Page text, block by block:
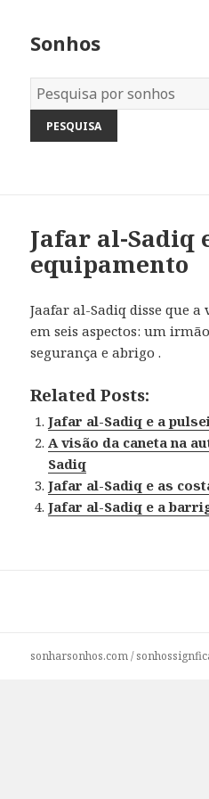
Sonhos
Dicionário
dos
Sonhos:
Jafar al-Sadiq
equipamento
Jaafar al-Sadiq disse que a
em seis aspectos: um
segurança e abrigo .
Related Posts:
Jafar al-Sadiq e a
A visão da caneta na
Sadiq
Jafar al-Sadiq e as
Jafar al-Sadiq e a
sonharsonhos.com/